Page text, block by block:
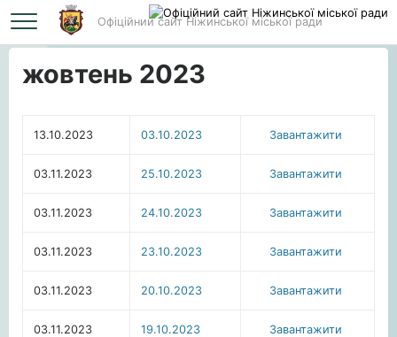
Офіційний сайт Ніжинської міської ради
Головна жовтень 2023
жовтень 2023
13.10.2023 03.10.2023 Завантажити
03.11.2023 25.10.2023 Завантажити
03.11.2023 24.10.2023 Завантажити
03.11.2023 23.10.2023 Завантажити
03.11.2023 20.10.2023 Завантажити
03.11.2023 19.10.2023 Завантажити